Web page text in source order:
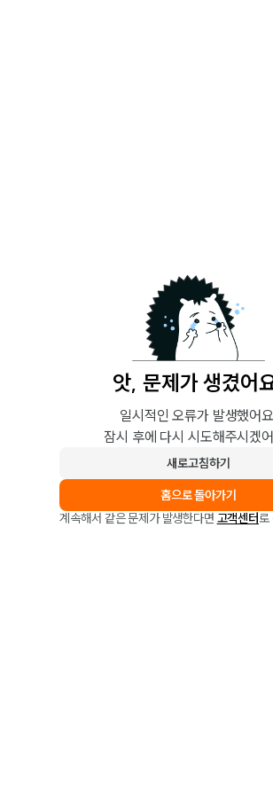
앗, 문제가 생겼어
일시적인 오류가 발생했어
잠시 후에 다시 시도해주시겠
새로고침하기
홈으로 돌아가기
계속해서 같은 문제가 발생한다면 고객센터로